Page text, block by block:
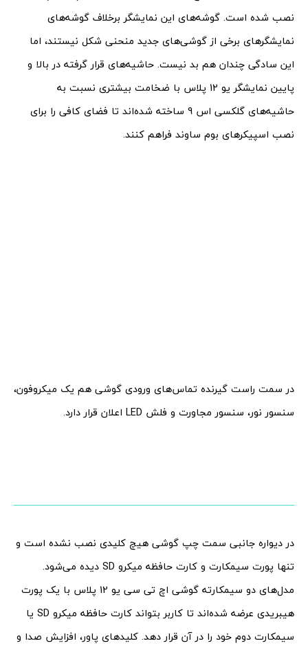
نصب شده است. گوشه‌های این نمایشگر برخلاف گوشه‌های
نمایشگرهای برخی از گوشی‌های جدید منحنی شکل نیستند، اما
این سادگی چندان هم بد نیست. حاشیه‌های قرار گرفته در بالا و
پایین نمایشگر یو 12 پلاس با ضخامت بیشتری نسبت به
حاشیه‌های گلکسی اس 9 ساخته شده‌اند تا فضای کافی را برای
نصب اسپیکرهای بوم ساوند فراهم کنند.
در سمت راست گیرنده تماس‌های ورودی گوشی هم یک میکروفون،
سنسور نور، سنسور مجاورت و فلش LED اعلان قرار دارد.
در دیواره جانبی سمت چپ گوشی هیچ کلیدی نصب نشده است و
تنها پورت سیمکارت و کارت حافظه میکرو SD دیده می‌شود.
مدل‌های دو سیمکارته گوشی اچ تی سی یو 12 پلاس با یک پورت
هیبریدی عرضه شده‌اند تا کاربر بتواند کارت حافظه میکرو SD یا
سیمکارت دوم خود را در آن قرار دهد. کلیدهای پاور، افزایش صدا و